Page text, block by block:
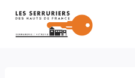
Aller